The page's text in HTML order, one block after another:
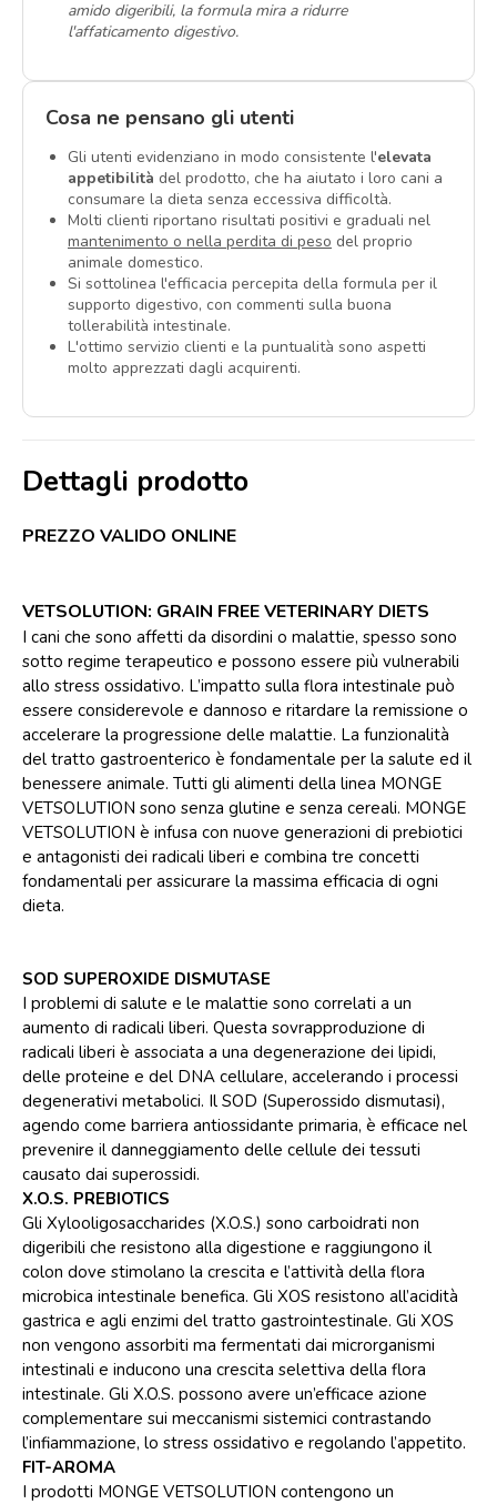
amido digeribili, la formula mira a ridurre
l'affaticamento digestivo.
Cosa ne pensano gli utenti
Gli utenti evidenziano in modo consistente l'elevata
appetibilità del prodotto, che ha aiutato i loro cani a
consumare la dieta senza eccessiva difficoltà.
Molti clienti riportano risultati positivi e graduali nel
mantenimento o nella perdita di peso del proprio
animale domestico.
Si sottolinea l'efficacia percepita della formula per il
supporto digestivo, con commenti sulla buona
tollerabilità intestinale.
L'ottimo servizio clienti e la puntualità sono aspetti
molto apprezzati dagli acquirenti.
Dettagli prodotto
PREZZO VALIDO ONLINE
VETSOLUTION: GRAIN FREE VETERINARY DIETS
I cani che sono affetti da disordini o malattie, spesso sono
sotto regime terapeutico e possono essere più vulnerabili
allo stress ossidativo. L’impatto sulla flora intestinale può
essere considerevole e dannoso e ritardare la remissione o
accelerare la progressione delle malattie. La funzionalità
del tratto gastroenterico è fondamentale per la salute ed il
benessere animale. Tutti gli alimenti della linea MONGE
VETSOLUTION sono senza glutine e senza cereali. MONGE
VETSOLUTION è infusa con nuove generazioni di prebiotici
e antagonisti dei radicali liberi e combina tre concetti
fondamentali per assicurare la massima efficacia di ogni
dieta.
SOD SUPEROXIDE DISMUTASE
I problemi di salute e le malattie sono correlati a un
aumento di radicali liberi. Questa sovrapproduzione di
radicali liberi è associata a una degenerazione dei lipidi,
delle proteine e del DNA cellulare, accelerando i processi
degenerativi metabolici. Il SOD (Superossido dismutasi),
agendo come barriera antiossidante primaria, è efficace nel
prevenire il danneggiamento delle cellule dei tessuti
causato dai superossidi.
X.O.S. PREBIOTICS
Gli Xylooligosaccharides (X.O.S.) sono carboidrati non
digeribili che resistono alla digestione e raggiungono il
colon dove stimolano la crescita e l’attività della flora
microbica intestinale benefica. Gli XOS resistono all’acidità
gastrica e agli enzimi del tratto gastrointestinale. Gli XOS
non vengono assorbiti ma fermentati dai microrganismi
intestinali e inducono una crescita selettiva della flora
intestinale. Gli X.O.S. possono avere un’efficace azione
complementare sui meccanismi sistemici contrastando
l’infiammazione, lo stress ossidativo e regolando l’appetito.
FIT-AROMA
I prodotti MONGE VETSOLUTION contengono un